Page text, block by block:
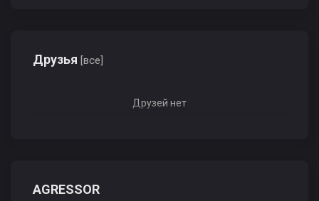
Друзья [все]
Друзей нет
AGRESSOR